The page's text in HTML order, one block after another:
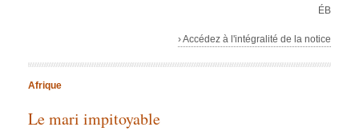
ÉB
› Accédez à l'intégralité de la notice
Afrique
Le mari impitoyable